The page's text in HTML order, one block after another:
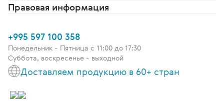
Правовая информация
+995 597 100 358
Понедельник - Пятница c 11:00 до 17:30
Суббота, воскресенье - выходной
Доставляем продукцию в 60+ стран